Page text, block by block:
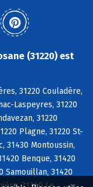
(31220) est
31220 Couladère,
Laspeyres, 31220
31220
Plagne, 31220 St-
31430 Montoussin,
Benque, 31420
Samouillan, 31420